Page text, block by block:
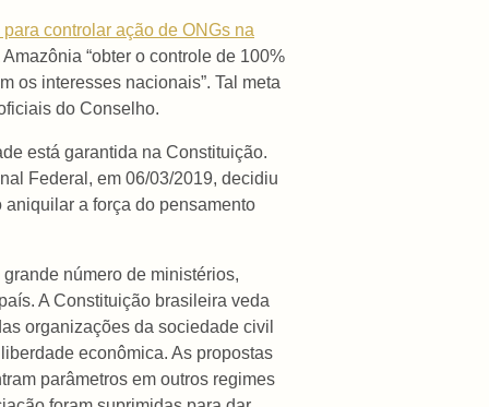
controlar ação de ONGs na
“obter o controle de 100%
os interesses nacionais”. Tal meta
do Conselho.
está garantida na Constituição.
Federal, em 06/03/2019, decidiu
a força do pensamento
número de ministérios,
A Constituição brasileira veda
organizações da sociedade civil
econômica. As propostas
parâmetros em outros regimes